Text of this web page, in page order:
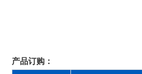
产品订购：